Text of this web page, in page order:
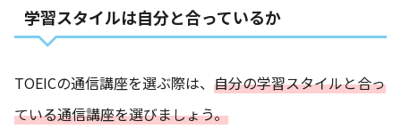
学習スタイルは自分と合っているか
TOEICの通信講座を選ぶ際は、 自分の学習スタイルと合っ
ている通信講座を選びましょう。